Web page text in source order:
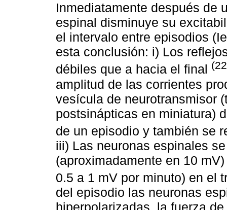
Inmediatamente después de
espinal disminuye su
el intervalo entre episodios
esta conclusión: i) Los
débiles que a hacia el final
amplitud de las corrientes
vesícula de neurotransmisor
postsinápticas en miniatura)
de un episodio y también se
iii) Las neuronas espinales
(aproximadamente en 10
0.5 a 1 mV por minuto) en el
del episodio las neuronas
hiperpolarizadas, la fuerza